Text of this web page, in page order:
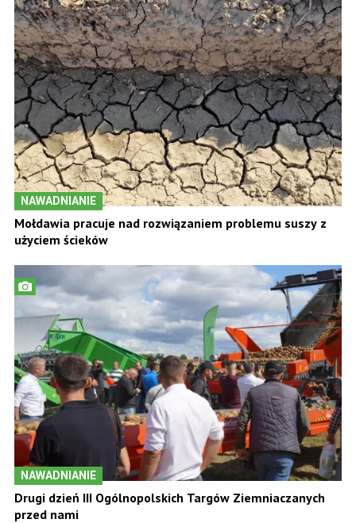
NAWADNIANIE
Mołdawia pracuje nad rozwiązaniem problemu suszy z
użyciem ścieków
NAWADNIANIE
Drugi dzień III Ogólnopolskich Targów Ziemniaczanych
przed nami